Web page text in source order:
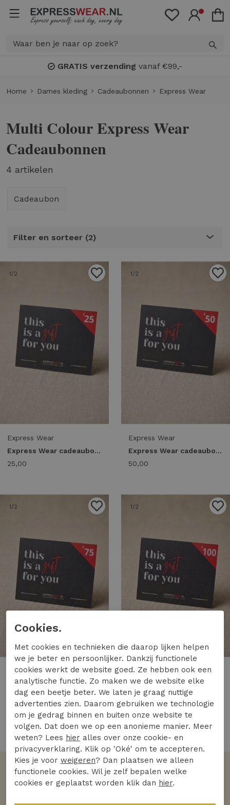
GRATIS verzending vanaf €99,-
Home Dames kleding Cadeaubonnen Express Wear
Multi Colour Express Wear
Cadeaubonnen
4 artikelen
Cadeaubon
Filter en sorteer 2
1 /2
Express Wear
Express Wear cadeaubon 25 euro Cadeaubon uni
25,00
1/2
Express Wear
Express Wear cadeaubon 50 euro Cadeaubon uni
50,00
1 /2
Express Wear
Express Wear cadeaubon 75 euro Cadeaubon uni
75,00
1 /2
Express Wear
100,00
4 van de 4 gezien
Volgens jullie
Cookies.
Met cookies en technieken die daarop lijken helpen
we je beter en persoonlijker. Dankzij functionele
cookies werkt de website goed. Ze hebben ook een
analytische functie. Zo maken we de website elke
dag een beetje beter. We laten je graag nuttige
advertenties zien. Daarom gebruiken we technologie
om je gedrag binnen en buiten onze website te
volgen. Dat doen we op een anonieme manier. Meer
weten? Lees hier alles over onze cookie- en
privacyverklaring. Klik op 'Oké' om te accepteren.
Kies je voor weigeren? Dan plaatsen we alleen
functionele cookies. Wil je zelf bepalen welke
cookies er geplaatst worden klik dan hier.